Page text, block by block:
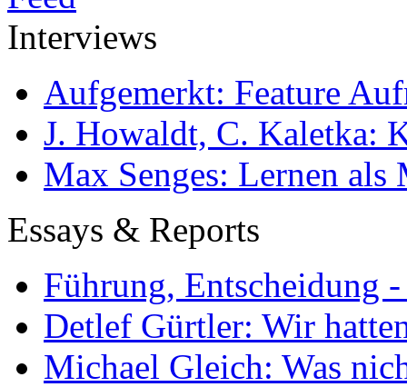
Interviews
Aufgemerkt: Feature
J. Howaldt, C. Kaletka:
Max Senges: Lernen als
Essays & Reports
Führung, Entscheidung
Detlef Gürtler: Wir
Michael Gleich: Was